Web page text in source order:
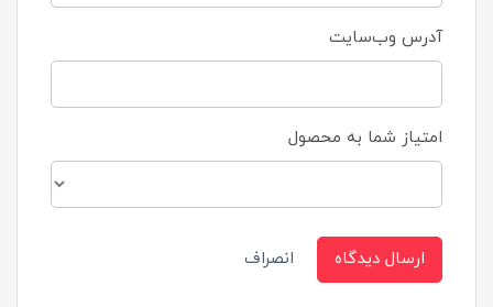
آدرس وب‌سایت
امتیاز شما به محصول
ارسال دیدگاه انصراف